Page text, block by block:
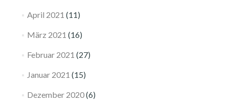
April 2021 (11)
März 2021 (16)
Februar 2021 (27)
Januar 2021 (15)
Dezember 2020(6)